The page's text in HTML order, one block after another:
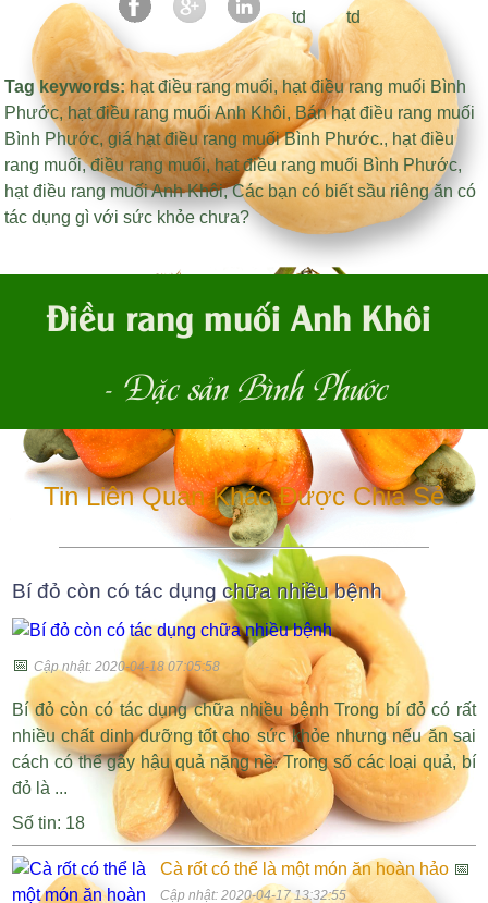
Tag keywords:hạt điều rang muối,hạt điều rang muối Bình
Phước, hạt điều rang muối Anh Khôi, Bán hạt điều rang muối
Bình Phước,giá hạt điều rang muối Bình Phước., hạt điều
rang muối,điều rang muối,hạt điều rang muối Bình Phước,
hạt điều rang muối Anh Khôi,Các bạn có biết sầu riêng ăn có
tác dụng gì với sức khỏe chưa?
Điều rang muối Anh Khôi
- Đặc sản Bình Phước
Tin Liên Quan Khác Được Chia Sẻ
Bí đỏ còn có tác dụng chữa nhiều bệnh
📅Cập nhật: 2020-04-18 07:05:58
Bí đỏ còn có tác dụng chữa nhiều bệnh Trong bí đỏ có rất
nhiều chất dinh dưỡng tốt cho sức khỏe nhưng nếu ăn sai
cách có thể gây hậu quả nặng nề. Trong số các loại quả, bí
đỏ là ...
Số tin: 18
Cà rốt có thể là một món ăn hoàn hảo📅
Cập nhật: 2020-04-17 13:32:55